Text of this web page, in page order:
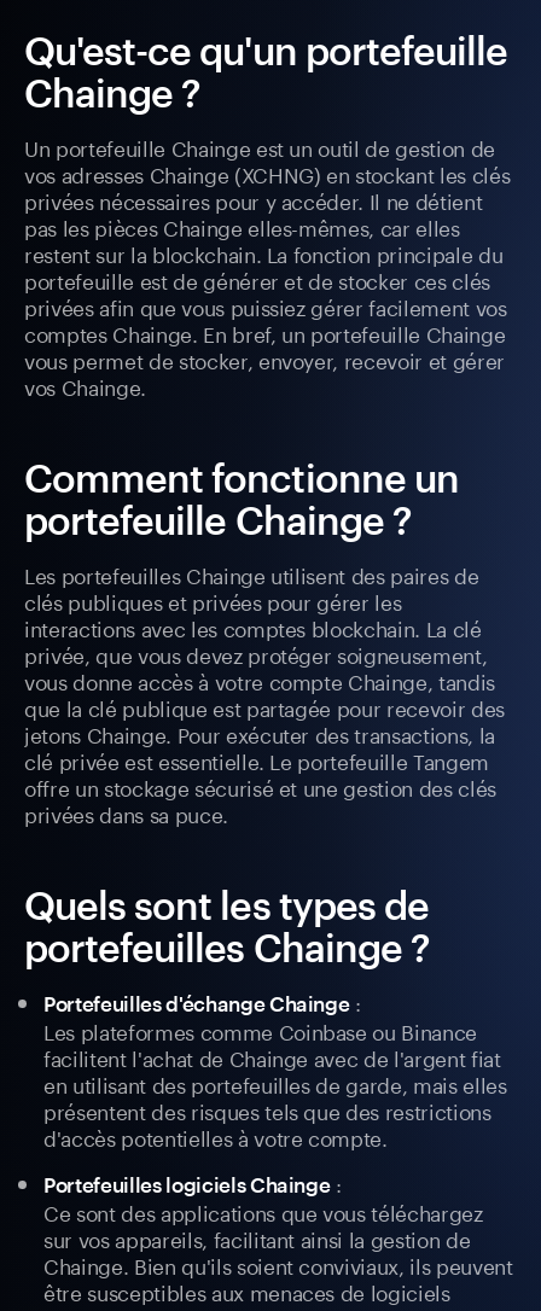
Qu'est-ce qu'un portefeuille
Chainge ?
Un portefeuille Chainge est un outil de gestion de
vos adresses Chainge (XCHNG) en stockant les clés
privées nécessaires pour y accéder. Il ne détient
pas les pièces Chainge elles-mêmes, car elles
restent sur la blockchain. La fonction principale du
portefeuille est de générer et de stocker ces clés
privées afin que vous puissiez gérer facilement vos
comptes Chainge. En bref, un portefeuille Chainge
vous permet de stocker, envoyer, recevoir et gérer
vos Chainge.
Comment fonctionne un
portefeuille Chainge ?
Les portefeuilles Chainge utilisent des paires de
clés publiques et privées pour gérer les
interactions avec les comptes blockchain. La clé
privée, que vous devez protéger soigneusement,
vous donne accès à votre compte Chainge, tandis
que la clé publique est partagée pour recevoir des
jetons Chainge. Pour exécuter des transactions, la
clé privée est essentielle. Le portefeuille Tangem
offre un stockage sécurisé et une gestion des clés
privées dans sa puce.
Quels sont les types de
portefeuilles Chainge ?
Portefeuilles d'échange Chainge:
Les plateformes comme Coinbase ou Binance
facilitent l'achat de Chainge avec de l'argent fiat
en utilisant des portefeuilles de garde, mais elles
présentent des risques tels que des restrictions
d'accès potentielles à votre compte.
Portefeuilles logiciels Chainge:
Ce sont des applications que vous téléchargez
sur vos appareils, facilitant ainsi la gestion de
Chainge. Bien qu'ils soient conviviaux, ils peuvent
être susceptibles aux menaces de logiciels